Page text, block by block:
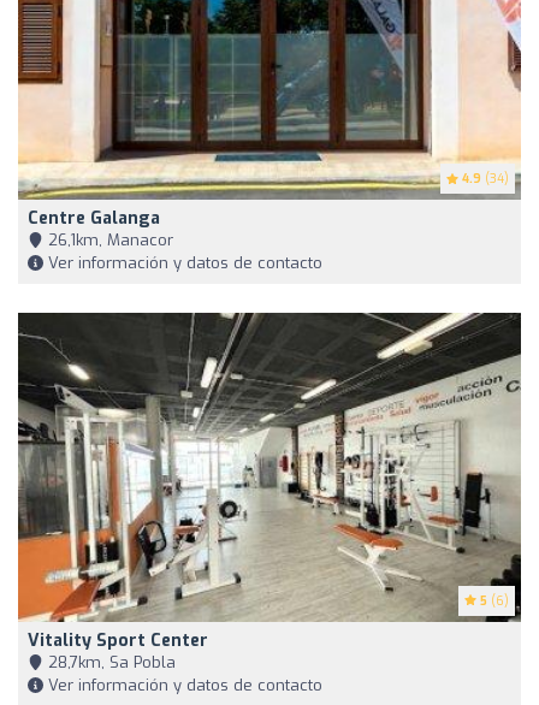
4.9 (34)
Centre Galanga
26,1km, Manacor
Ver información y datos de contacto
5 (6)
Vitality Sport Center
28,7km, Sa Pobla
Ver información y datos de contacto